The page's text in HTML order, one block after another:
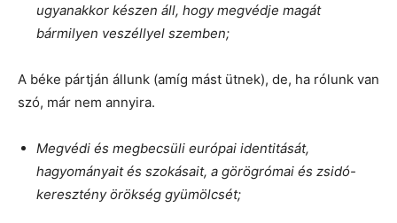
ugyanakkor készen áll, hogy megvédje magát
bármilyen veszéllyel szemben;
A béke pártján állunk (amíg mást ütnek), de, ha rólunk van
szó, már nem annyira.
Megvédi és megbecsüli európai identitását,
hagyományait és szokásait, a görögrómai és zsidó-
keresztény örökség gyümölcsét;